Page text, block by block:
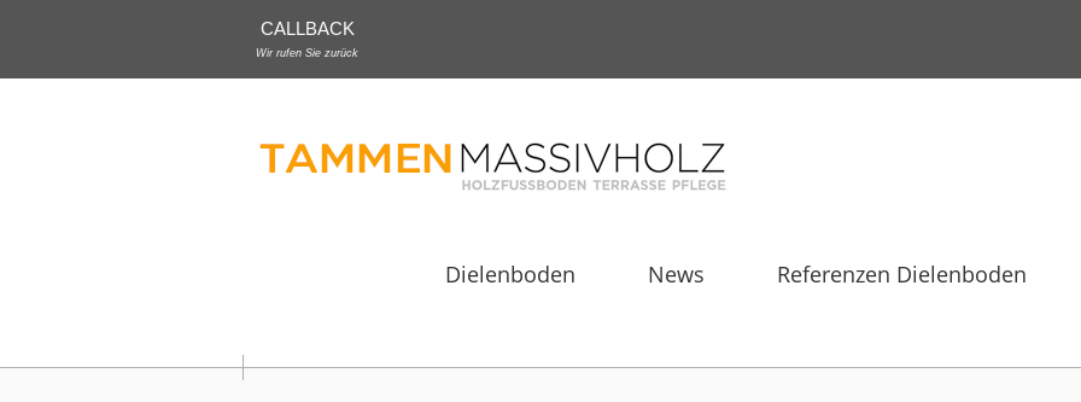
CALLBACK
Wir rufen Sie zurück
Dielenboden News Referenzen Dielenboden